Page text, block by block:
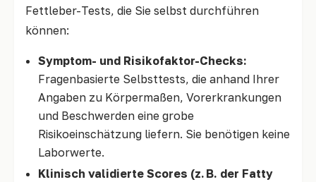
Fettleber-Tests, die Sie selbst durchführen
können:
Symptom- und Risikofaktor-Checks:
Fragenbasierte Selbsttests, die anhand Ihrer
Angaben zu Körpermaßen, Vorerkrankungen
und Beschwerden eine grobe
Risikoeinschätzung liefern. Sie benötigen keine
Laborwerte.
Klinisch validierte Scores (z. B. der Fatty